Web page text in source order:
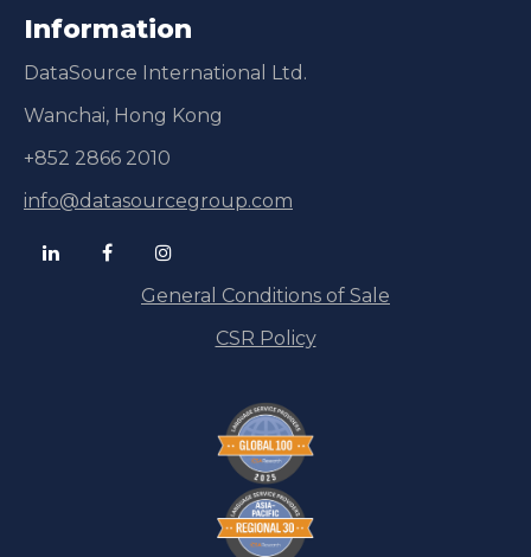
Information
DataSource International Ltd.
Wanchai, Hong Kong
+852 2866 2010
info@datasourcegroup.com
General Conditions of Sale
CSR Policy